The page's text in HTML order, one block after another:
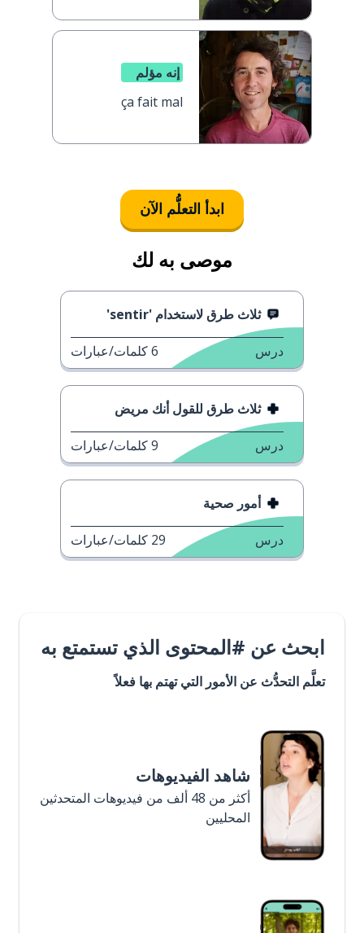
إنه مؤلم
ça fait mal
ابدأ التعلُّم الآن
موصى به لك
ثلاث طرق لاستخدام 'sentir'
درس 6كلمات/عبارات
ثلاث طرق للقول أنك مريض
درس 9كلمات/عبارات
أمور صحية
درس 29 كلمات/عبارات
ابحث عن #المحتوى الذي تستمتع به
تعلَّم التحدُّث عن الأمور التي تهتم بها فعلاً
شاهد الفيديوهات
أكثر من 48 ألف من فيديوهات المتحدثين
المحليين